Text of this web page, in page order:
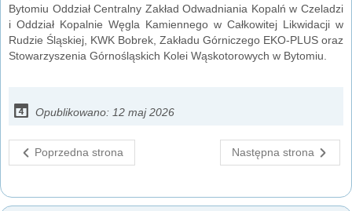
Bytomiu Oddział Centralny Zakład Odwadniania Kopalń w Czeladzi
i Oddział Kopalnie Węgla Kamiennego w Całkowitej Likwidacji w
Rudzie Śląskiej, KWK Bobrek, Zakładu Górniczego EKO-PLUS oraz
Stowarzyszenia Górnośląskich Kolei Wąskotorowych w Bytomiu.
Opublikowano: 12 maj 2026
Poprzedna strona Następna strona